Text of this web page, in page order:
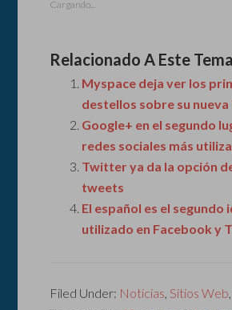
Cargando...
Relacionado A Este
Myspace deja ver los
destellos sobre su
Google+ en el segundo
redes sociales más
Twitter ya da la opción
tweets
El español es el segundo
utilizado en Facebook y
Filed Under: Noticias Sitios Web